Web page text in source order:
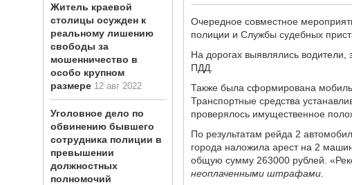
Очередное совместное
полиции и Службы судебных
На дорогах выявлялись
ПДД.
Также была сформирована
Транспортные средства
проверялось имущественное
По результатам рейда 2
города наложила арест на 2
общую сумму 263000 рублей.
неоплаченными штрафами.
Житель краевой
столицы осужден к
реальному лишению
свободы за
мошенничество в
особо крупном
размере 12 авг 2022
Уголовное дело по
обвинению бывшего
сотрудника полиции в
превышении
должностных
полномочий